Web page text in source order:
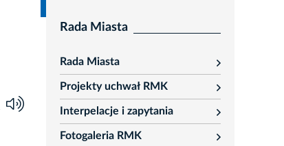
Rada Miasta
Rada Miasta
rozwiń
Projekty uchwał RMK
rozwiń
Interpelacje i zapytania
rozwiń
Fotogaleria RMK
rozwiń